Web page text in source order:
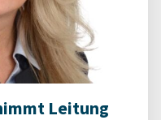
Leitung